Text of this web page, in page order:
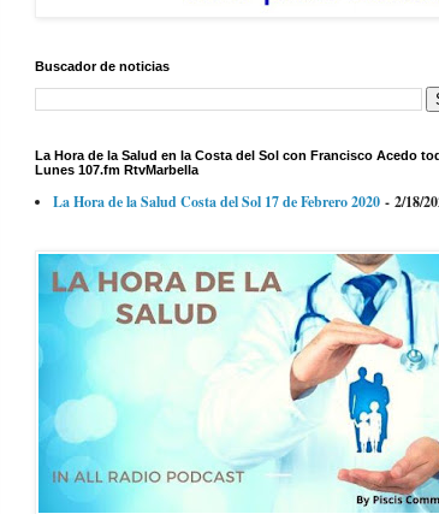
Buscador de noticias
La Hora de la Salud en la Costa del Sol con Francisco Acedo
Lunes 107.fm RtvMarbella
La Hora de la Salud Costa del Sol 17 de Febrero 2020 - 2/18/